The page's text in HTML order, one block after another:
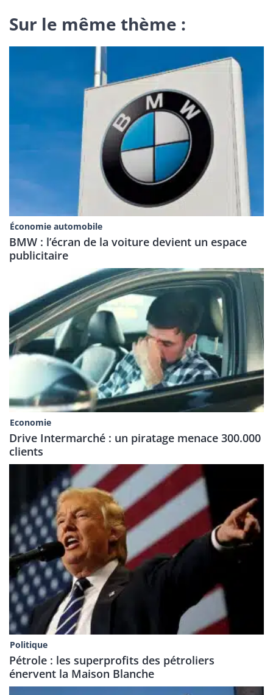
Sur le même thème :
Économie automobile
BMW : l’écran de la voiture devient un espace
publicitaire
Economie
Drive Intermarché : un piratage menace 300.000
clients
Politique
Pétrole : les superprofits des pétroliers
énervent la Maison Blanche